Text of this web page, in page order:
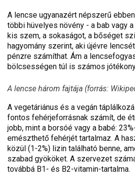
A lencse ugyanazért népszerű
többi hüvelyes növény - a bab vagy
kis szem, a sokaságot, a bőséget
hagyomány szerint, aki újévre
pénzre számíthat. Ám a
bölcsességen túl is számos
A lencse három fajtája (forrás:
A vegetáriánus és a vegán
fontos fehérjeforrásnak számít, de
jobb, mint a borsóé vagy a babé:
emészthető fehérjét tartalmaz. A
közül (1-2%) lizin található benne,
szabad gyököket. A szervezet
továbbá B1- és B2-vitamin-tartalma.